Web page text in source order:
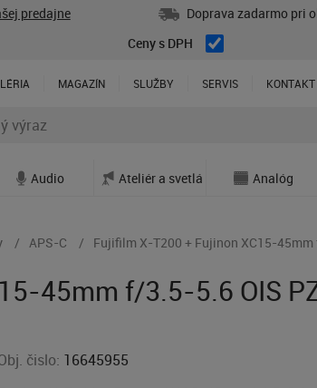
predajne
Doprava zadarmo pri
Ceny s DPH
MAGAZÍN SLUŽBY SERVIS KONTAKT
Audio Ateliér a svetlá Analóg
APS-C Fujifilm X-T200 + Fujinon XC15-
45mm f/3.5-5.6 OIS
čislo: 16645955